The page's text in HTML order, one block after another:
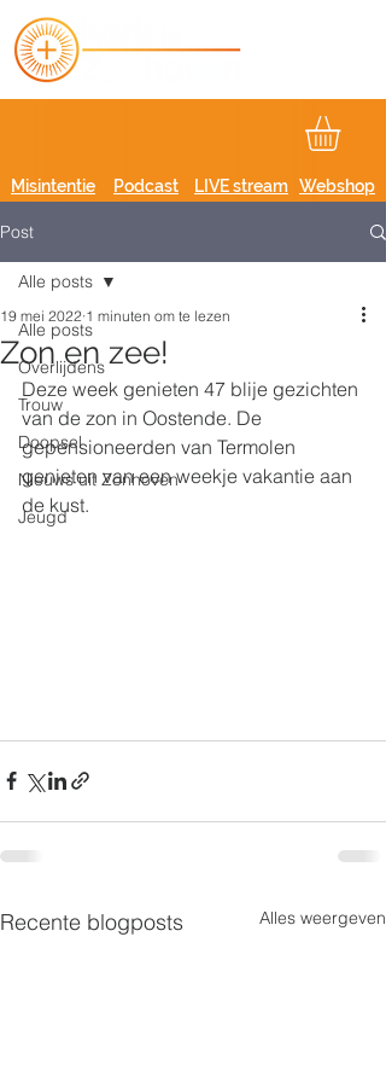
Podcast
Misintentie LIVE stream Webshop
Post
Alle posts
Overlijdens
Trouw
Doopsel
Nieuws uit Zonhoven
Jeugd
Alle posts
Zon en zee!
19 mei 2022 1 minuten om te lezen
Deze week genieten 47 blije gezichten
van de zon in Oostende. De
gepensioneerden van Termolen
genieten van een weekje vakantie aan
de kust.
Recente blogposts Alles weergeven